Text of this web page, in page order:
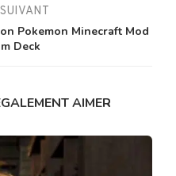
Pokemon Minecraft Mod
Deck
AIMER